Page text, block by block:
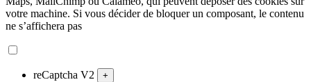
votre machine. Si vous décider de bloquer un composant, le contenu
ne s’affichera pas
reCaptcha V2 +